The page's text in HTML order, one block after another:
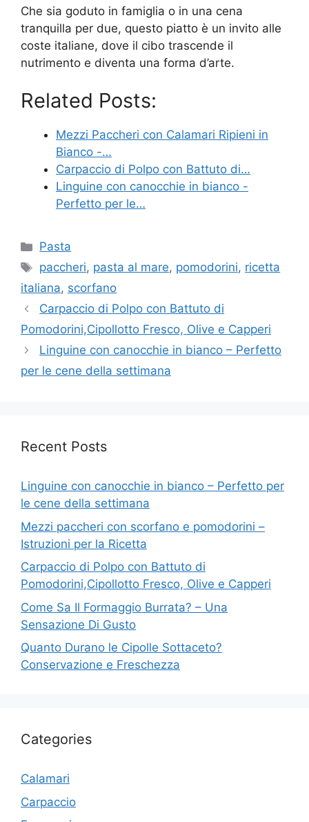
Che sia goduto in famiglia o in una cena
tranquilla per due, questo piatto è un invito alle
coste italiane, dove il cibo trascende il
nutrimento e diventa una forma d’arte.
Related Posts:
Mezzi Paccheri con Calamari Ripieni in
Bianco -…
Carpaccio di Polpo con Battuto di…
Linguine con canocchie in bianco -
Perfetto per le…
Categories
Pasta
Tags
paccheri, pasta al mare, pomodorini, ricetta
italiana, scorfano
Carpaccio di Polpo con Battuto di
Pomodorini,Cipollotto Fresco, Olive e Capperi
Linguine con canocchie in bianco – Perfetto
per le cene della settimana
Recent Posts
Linguine con canocchie in bianco – Perfetto per
le cene della settimana
Mezzi paccheri con scorfano e pomodorini –
Istruzioni per la Ricetta
Carpaccio di Polpo con Battuto di
Pomodorini,Cipollotto Fresco, Olive e Capperi
Come Sa Il Formaggio Burrata? – Una
Sensazione Di Gusto
Quanto Durano le Cipolle Sottaceto?
Conservazione e Freschezza
Categories
Calamari
Carpaccio